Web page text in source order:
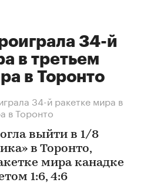
34-й
в третьем
в Торонто
34-й ракетке мира в
в Торонто
выйти в 1/8
в Торонто,
мира канадке
1:6, 4:6